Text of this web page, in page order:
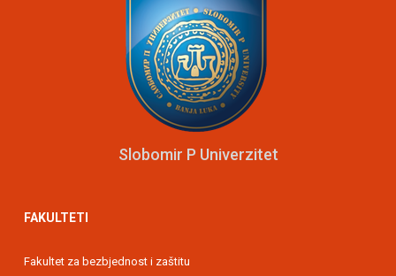
Slobomir P Univerzitet
FAKULTETI
Fakultet za bezbjednost i zaštitu